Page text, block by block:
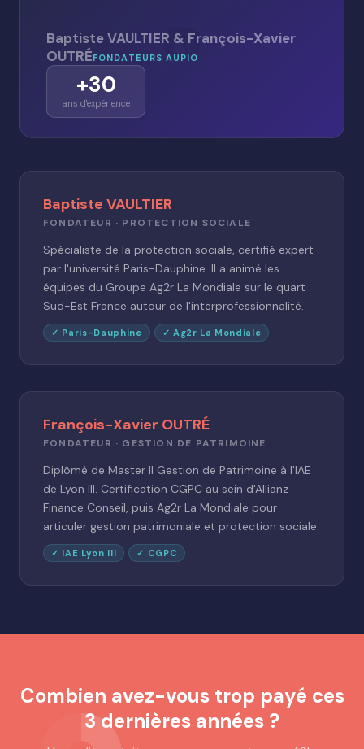
📷
Baptiste VAULTIER & François-Xavier
OUTRÉFONDATEURS AUPIO
+30
ans d'expérience
Baptiste VAULTIER
FONDATEUR · PROTECTION SOCIALE
Spécialiste de la protection sociale, certifié expert
par l'université Paris-Dauphine. Il a animé les
équipes du Groupe Ag2r La Mondiale sur le quart
Sud-Est France autour de l'interprofessionnalité.
✓ Paris-Dauphine ✓ Ag2r La Mondiale
François-Xavier OUTRÉ
FONDATEUR · GESTION DE PATRIMOINE
Diplômé de Master II Gestion de Patrimoine à l'IAE
de Lyon III. Certification CGPC au sein d'Allianz
Finance Conseil, puis Ag2r La Mondiale pour
articuler gestion patrimoniale et protection sociale.
✓ IAE Lyon III ✓ CGPC
Combien avez-vous trop payé ces
3 dernières années ?